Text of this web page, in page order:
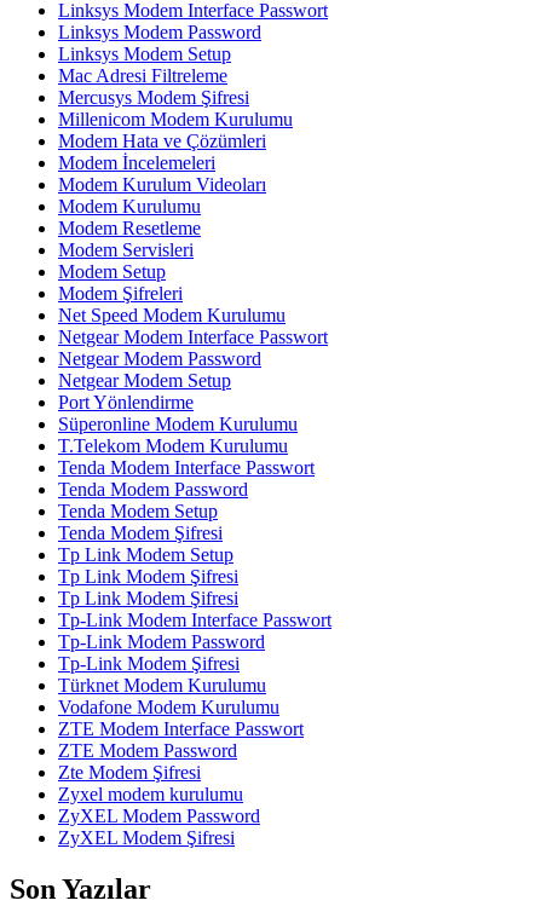
Linksys Modem Interface Passwort
Linksys Modem Password
Linksys Modem Setup
Mac Adresi Filtreleme
Mercusys Modem Şifresi
Millenicom Modem Kurulumu
Modem Hata ve Çözümleri
Modem İncelemeleri
Modem Kurulum Videoları
Modem Kurulumu
Modem Resetleme
Modem Servisleri
Modem Setup
Modem Şifreleri
Net Speed Modem Kurulumu
Netgear Modem Interface Passwort
Netgear Modem Password
Netgear Modem Setup
Port Yönlendirme
Süperonline Modem Kurulumu
T.Telekom Modem Kurulumu
Tenda Modem Interface Passwort
Tenda Modem Password
Tenda Modem Setup
Tenda Modem Şifresi
Tp Link Modem Setup
Tp Link Modem Şifresi
Tp Link Modem Şifresi
Tp-Link Modem Interface Passwort
Tp-Link Modem Password
Tp-Link Modem Şifresi
Türknet Modem Kurulumu
Vodafone Modem Kurulumu
ZTE Modem Interface Passwort
ZTE Modem Password
Zte Modem Şifresi
Zyxel modem kurulumu
ZyXEL Modem Password
ZyXEL Modem Şifresi
Son Yazılar